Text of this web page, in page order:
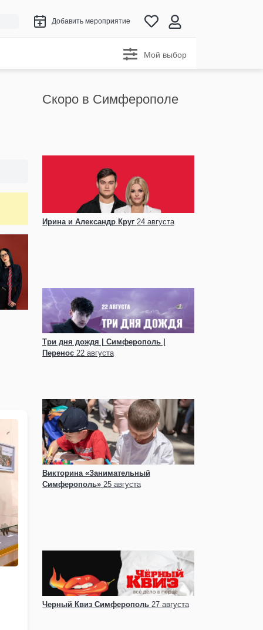
Добавить мероприятие
Мой выбор
Скоро в Симферополе
Ирина и Александр Круг 24 августа
Три дня дождя | Симферополь |
Перенос 22 августа
Викторина «Занимательный
Симферополь» 25 августа
Черный Квиз Симферополь 27 августа